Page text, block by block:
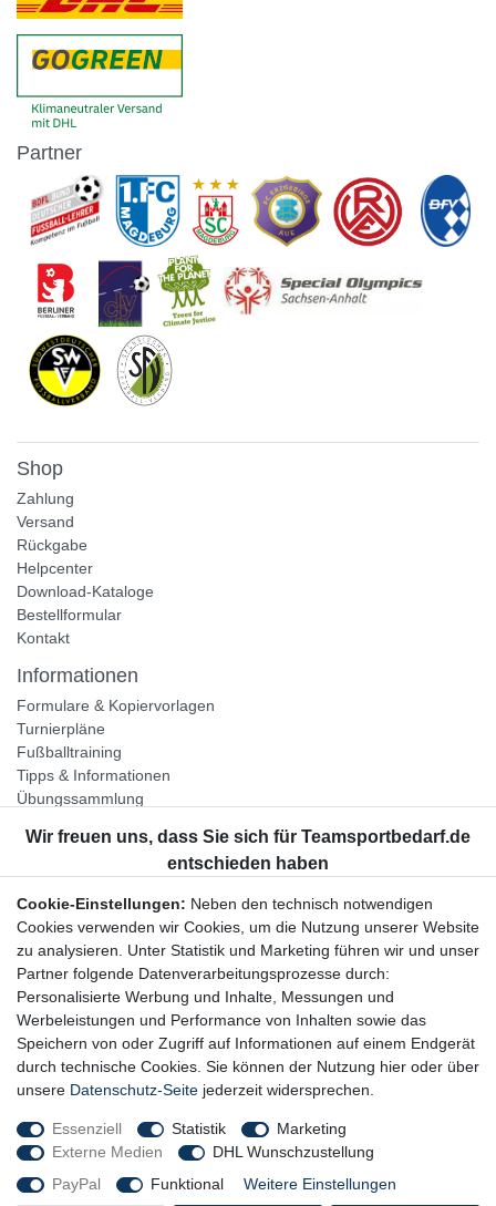
Partner
Shop
Zahlung
Versand
Rückgabe
Helpcenter
Download-Kataloge
Bestellformular
Kontakt
Informationen
Formulare & Kopiervorlagen
Turnierpläne
Fußballtraining
Tipps & Informationen
Übungssammlung
Unternehmen
Widerrufsrecht
Bestellung widerrufen
Datenschutzerklärung
AGB
Impressum
Newsletter
Newsletter-Anmeldung
Cookie-Einstellungen: Neben den technisch notwendigen
Cookies verwenden wir Cookies, um die Nutzung unserer Website
zu analysieren. Unter Statistik und Marketing führen wir und unser
Partner folgende Datenverarbeitungsprozesse durch:
Personalisierte Werbung und Inhalte, Messungen und
Werbeleistungen und Performance von Inhalten sowie das
Speichern von oder Zugriff auf Informationen auf einem Endgerät
durch technische Cookies. Sie können der Nutzung hier oder über
unsere Datenschutz-Seite jederzeit widersprechen.
Essenziell Statistik
Marketing
Externe Medien
DHL Wunschzustellung
PayPal
Funktional Weitere Einstellungen